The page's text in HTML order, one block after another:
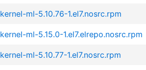
kernel-ml-5.10.76-1.el7.nosrc.rpm
kernel-ml-5.15.0-1.el7.elrepo.nosrc.rpm
kernel-ml-5.10.77-1.el7.nosrc.rpm